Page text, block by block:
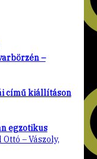
–
című kiállításon
egzotikus
– Vászoly,